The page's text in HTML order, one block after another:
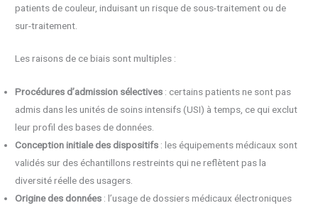
patients de couleur, induisant un risque de sous-traitement ou de
sur-traitement.
Les raisons de ce biais sont multiples :
Procédures d’admission sélectives : certains patients ne sont pas
admis dans les unités de soins intensifs (USI) à temps, ce qui exclut
leur profil des bases de données.
Conception initiale des dispositifs : les équipements médicaux sont
validés sur des échantillons restreints qui ne reflètent pas la
diversité réelle des usagers.
Origine des données : l’usage de dossiers médicaux électroniques